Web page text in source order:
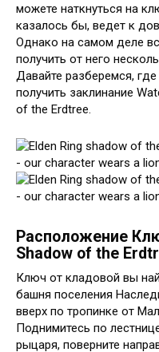
можете наткнуться на
казалось бы, ведет к
Однако на самом деле
получить от него
Давайте разберемся,
получить заклинание
of the Erdtree.
Расположение
Shadow of the
Ключ от кладовой вы
башня поселения
вверх по тропинке от
Поднимитесь по
рыцаря, поверните